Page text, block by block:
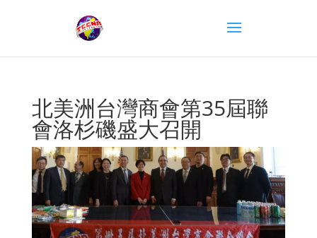
北美洲台灣商會第35屆聯
會洛杉磯盛大召開